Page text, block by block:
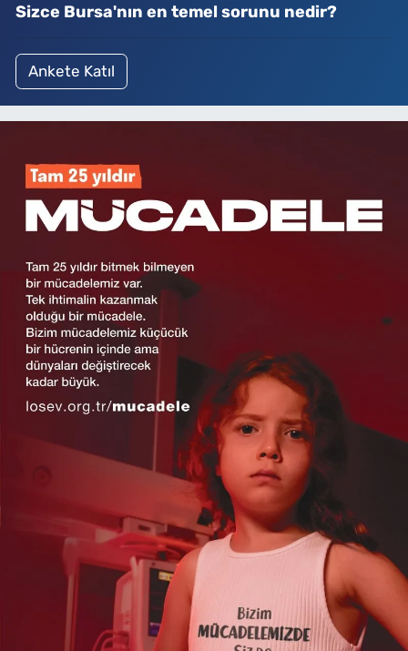
Sizce Bursa'nın en temel sorunu nedir?
Ankete Katıl